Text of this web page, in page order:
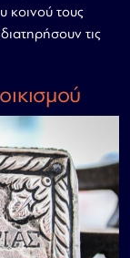
κοινού τους
τις